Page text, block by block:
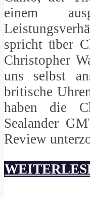
einem
spricht über
Christopher
uns selbst
britische
haben die
Sealander
Review